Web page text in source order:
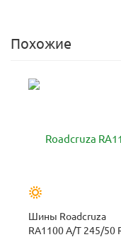
Похожие
Шины Roadcruza
RA1100 A/T 245/50